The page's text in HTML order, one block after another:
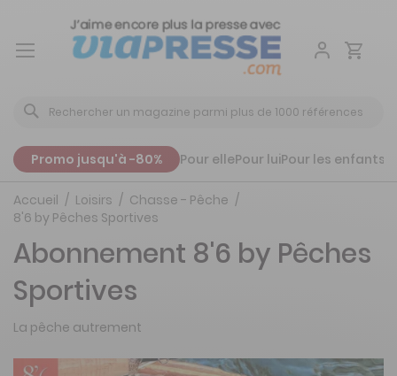
Aller
Promo jusqu'à -80% Pour ellePour luiPour les enfants
Accueil Loisirs
Chasse - Pêche
8'6 by Pêches Sportives
Abonnement 8'6 by Pêches
Sportives
La pêche autrement